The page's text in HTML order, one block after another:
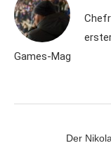
Games-Mag
Der